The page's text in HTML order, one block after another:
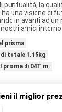
puntualità, la
una visione di
in avanti ad
amici intorno
prisma
totale 1.15kg
prisma di 04T m.
il miglior